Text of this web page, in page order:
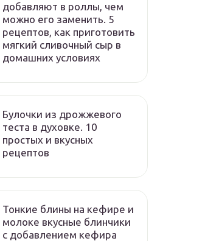
добавляют в роллы, чем
можно его заменить. 5
рецептов, как приготовить
мягкий сливочный сыр в
домашних условиях
Булочки из дрожжевого
теста в духовке. 10
простых и вкусных
рецептов
Тонкие блины на кефире и
молоке вкусные блинчики
с добавлением кефира